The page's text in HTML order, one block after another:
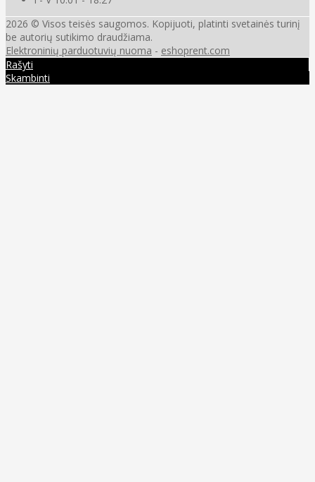
2026 © Visos teisės saugomos. Kopijuoti, platinti svetainės turinį
be autorių sutikimo draudžiama.
Elektroninių parduotuvių nuoma - eshoprent.com
Rašyti
Skambinti